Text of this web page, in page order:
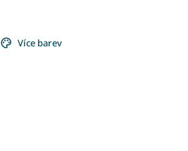
Více barev